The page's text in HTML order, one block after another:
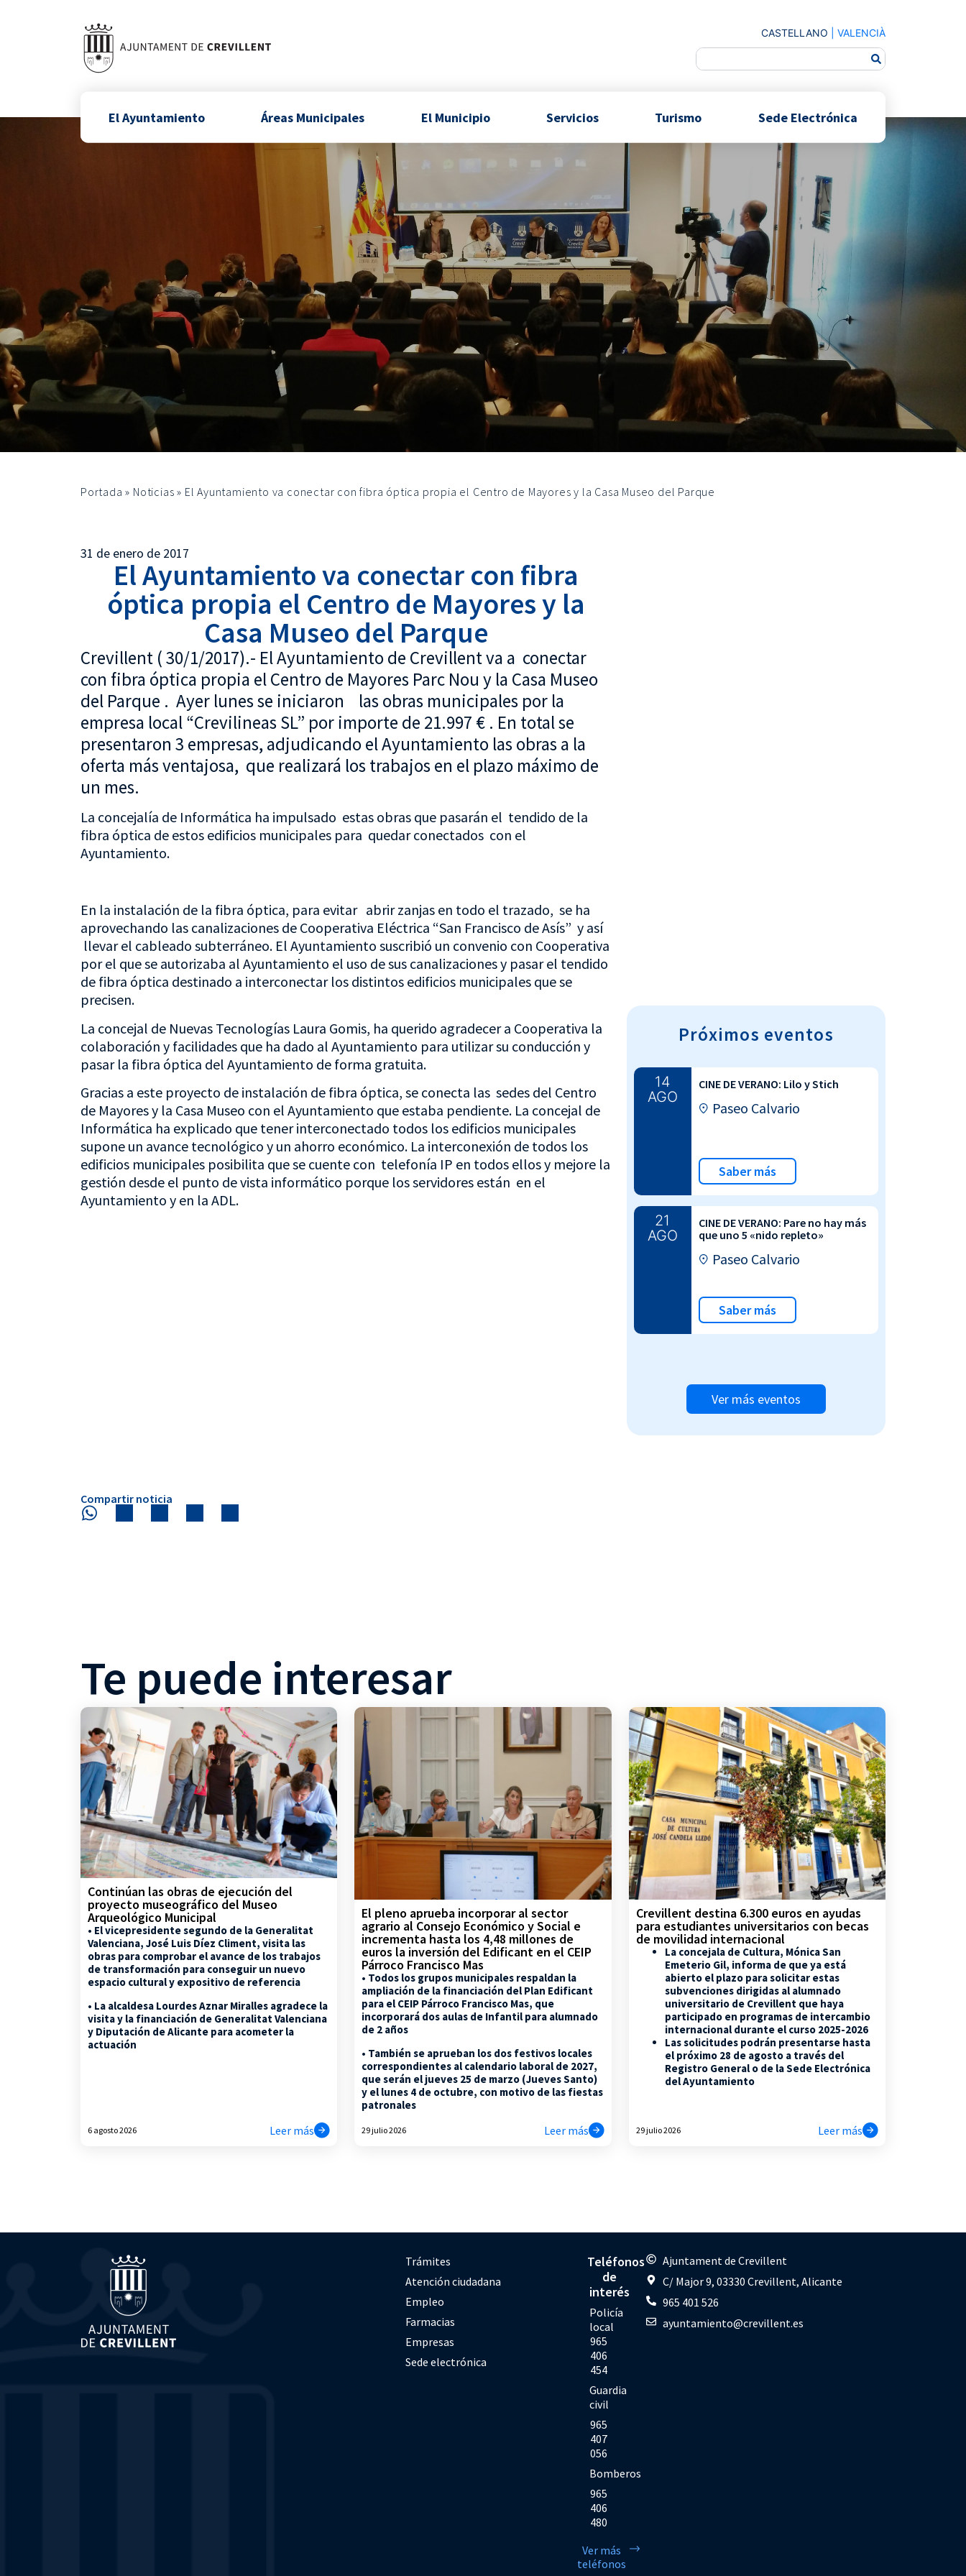
CASTELLANO VALENCIÀ
El Ayuntamiento Áreas Municipales El Municipio Servicios Turismo Sede Electrónica
Portada » Noticias » El Ayuntamiento va conectar con fibra óptica propia el Centro de Mayores y la Casa Museo del Parque
31 de enero de 2017
El Ayuntamiento va conectar con fibra
óptica propia el Centro de Mayores y la
Casa Museo del Parque
Crevillent ( 30/1/2017).- El Ayuntamiento de Crevillent va a conectar
con fibra óptica propia el Centro de Mayores Parc Nou y la Casa Museo
del Parque . Ayer lunes se iniciaron las obras municipales por la
empresa local “Crevilineas SL” por importe de 21.997 € . En total se
presentaron 3 empresas, adjudicando el Ayuntamiento las obras a la
oferta más ventajosa, que realizará los trabajos en el plazo máximo de
un mes.
La concejalía de Informática ha impulsado estas obras que pasarán el tendido de la
fibra óptica de estos edificios municipales para quedar conectados con el
Ayuntamiento.
En la instalación de la fibra óptica, para evitar abrir zanjas en todo el trazado, se ha
aprovechando las canalizaciones de Cooperativa Eléctrica “San Francisco de Asís” y así
llevar el cableado subterráneo. El Ayuntamiento suscribió un convenio con Cooperativa
por el que se autorizaba al Ayuntamiento el uso de sus canalizaciones y pasar el tendido
de fibra óptica destinado a interconectar los distintos edificios municipales que se
precisen.
La concejal de Nuevas Tecnologías Laura Gomis, ha querido agradecer a Cooperativa la
colaboración y facilidades que ha dado al Ayuntamiento para utilizar su conducción y
pasar la fibra óptica del Ayuntamiento de forma gratuita.
Gracias a este proyecto de instalación de fibra óptica, se conecta las sedes del Centro
de Mayores y la Casa Museo con el Ayuntamiento que estaba pendiente. La concejal de
Informática ha explicado que tener interconectado todos los edificios municipales
supone un avance tecnológico y un ahorro económico. La interconexión de todos los
edificios municipales posibilita que se cuente con telefonía IP en todos ellos y mejore la
gestión desde el punto de vista informático porque los servidores están en el
Ayuntamiento y en la ADL.
Próximos eventos
14
AGO
CINE DE VERANO: Lilo y Stich
Paseo Calvario
Saber más
21
AGO
CINE DE VERANO: Pare no hay más
que uno 5 «nido repleto»
Paseo Calvario
Saber más
Ver más eventos
Compartir noticia
Te puede interesar
Continúan las obras de ejecución del
proyecto museográfico del Museo
Arqueológico Municipal
• El vicepresidente segundo de la Generalitat
Valenciana, José Luis Díez Climent, visita las
obras para comprobar el avance de los trabajos
de transformación para conseguir un nuevo
espacio cultural y expositivo de referencia
• La alcaldesa Lourdes Aznar Miralles agradece la
visita y la financiación de Generalitat Valenciana
y Diputación de Alicante para acometer la
actuación
6 agosto 2026 Leer más
El pleno aprueba incorporar al sector
agrario al Consejo Económico y Social e
incrementa hasta los 4,48 millones de
euros la inversión del Edificant en el CEIP
Párroco Francisco Mas
• Todos los grupos municipales respaldan la
ampliación de la financiación del Plan Edificant
para el CEIP Párroco Francisco Mas, que
incorporará dos aulas de Infantil para alumnado
de 2 años
• También se aprueban los dos festivos locales
correspondientes al calendario laboral de 2027,
que serán el jueves 25 de marzo (Jueves Santo)
y el lunes 4 de octubre, con motivo de las fiestas
patronales
29 julio 2026 Leer más
Crevillent destina 6.300 euros en ayudas
para estudiantes universitarios con becas
de movilidad internacional
La concejala de Cultura, Mónica San
Emeterio Gil, informa de que ya está
abierto el plazo para solicitar estas
subvenciones dirigidas al alumnado
universitario de Crevillent que haya
participado en programas de intercambio
internacional durante el curso 2025-2026
Las solicitudes podrán presentarse hasta
el próximo 28 de agosto a través del
Registro General o de la Sede Electrónica
del Ayuntamiento
29 julio 2026 Leer más
Trámites
Atención ciudadana
Empleo
Farmacias
Empresas
Sede electrónica
Teléfonos
de
interés
Policía
local
965
406
454
Guardia
civil
965
407
056
Bomberos
965
406
480
Ver más
teléfonos
Ajuntament de Crevillent
C/ Major 9, 03330 Crevillent, Alicante
965 401 526
ayuntamiento@crevillent.es